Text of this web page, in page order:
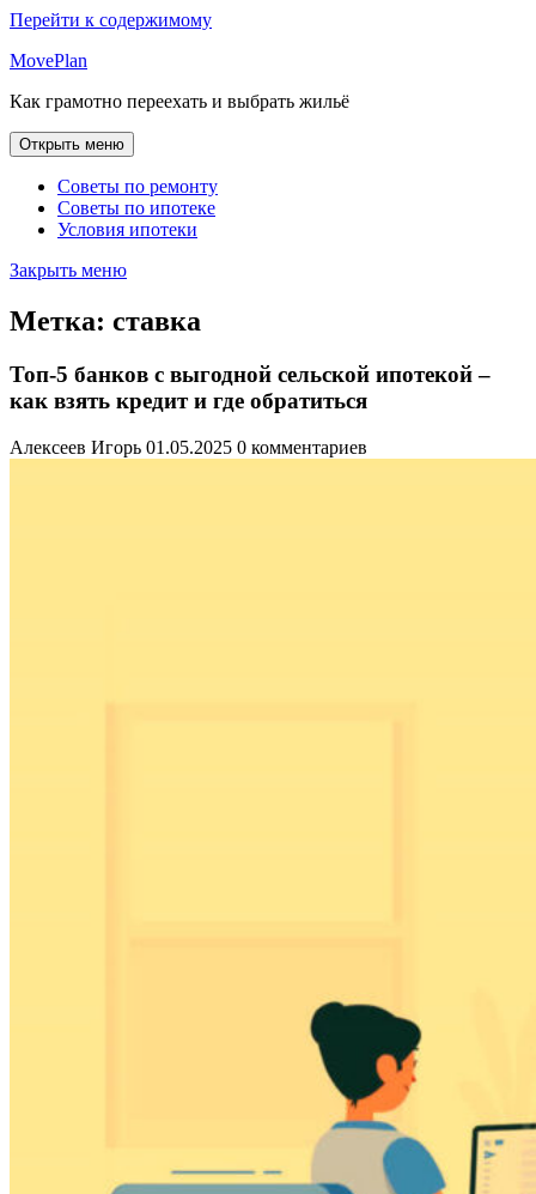
Перейти к содержимому
MovePlan
Как грамотно переехать и выбрать жильё
Открыть меню
Советы по ремонту
Советы по ипотеке
Условия ипотеки
Закрыть меню
Метка: ставка
Топ-5 банков с выгодной сельской ипотекой –
как взять кредит и где обратиться
Алексеев Игорь 01.05.2025 0 комментариев